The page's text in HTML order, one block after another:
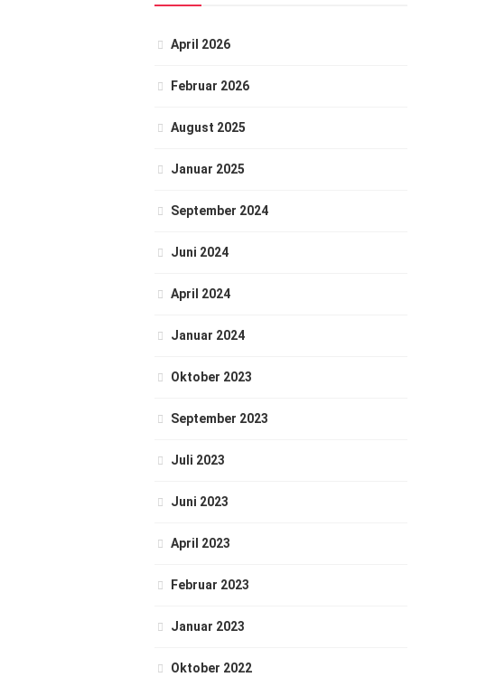
April 2026
Februar 2026
August 2025
Januar 2025
September 2024
Juni 2024
April 2024
Januar 2024
Oktober 2023
September 2023
Juli 2023
Juni 2023
April 2023
Februar 2023
Januar 2023
Oktober 2022